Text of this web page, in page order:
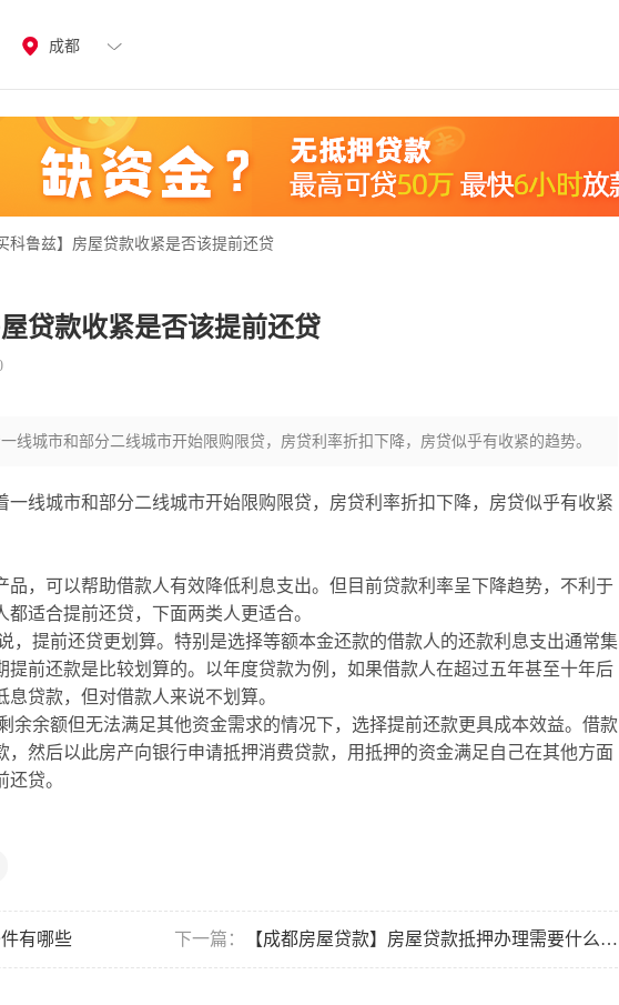
成都
科鲁兹】房屋贷款收紧是否该提前还贷
贷款收紧是否该提前还贷
线城市和部分二线城市开始限购限贷，房贷利率折扣下降，房贷似乎有收紧的趋势。
线城市和部分二线城市开始限购限贷，房贷利率折扣下降，房贷似乎有收紧
，可以帮助借款人有效降低利息支出。但目前贷款利率呈下降趋势，不利于
适合提前还贷，下面两类人更适合。
，提前还贷更划算。特别是选择等额本金还款的借款人的还款利息支出通常集
提前还款是比较划算的。以年度贷款为例，如果借款人在超过五年甚至十年后
贷款，但对借款人来说不划算。
余余额但无法满足其他资金需求的情况下，选择提前还款更具成本效益。借款
，然后以此房产向银行申请抵押消费贷款，用抵押的资金满足自己在其他方面
贷。
有哪些 下一篇： 【成都房屋贷款】房屋贷款抵押办理需要什么资料